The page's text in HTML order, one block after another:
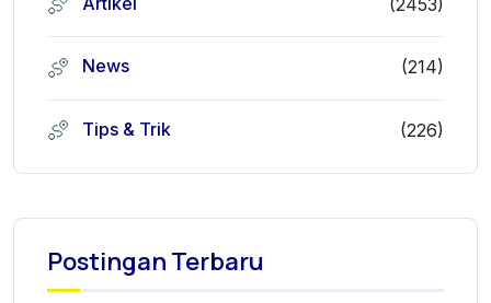
News (214)
Tips & Trik (226)
Postingan Terbaru